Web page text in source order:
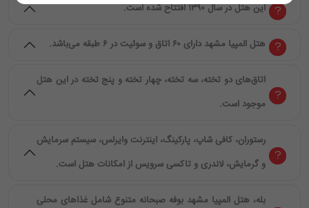
این هتل در سال ۱۳۹۰ افتتاح شده است.
هتل المپیا مشهد دارای ۶۰ اتاق و سوئیت در ۶ طبقه می‌باشد.
اتاق‌های دو تخته، سه تخته، چهار تخته و پنج تخته در این هتل
موجود است.
رستوران، کافی شاپ، پارکینگ، اینترنت وایرلس، سیستم سرمایش
و گرمایش، لاندری و تاکسی سرویس از امکانات هتل است.
بله، هتل المپیا مشهد بوفه صبحانه متنوع شامل غذاهای محلی